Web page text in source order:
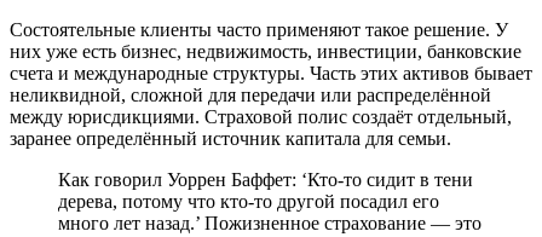
Состоятельные клиенты часто применяют такое решение. У
них уже есть бизнес, недвижимость, инвестиции, банковские
счета и международные структуры. Часть этих активов бывает
неликвидной, сложной для передачи или распределённой
между юрисдикциями. Страховой полис создаёт отдельный,
заранее определённый источник капитала для семьи.
Как говорил Уоррен Баффет: ‘Кто-то сидит в тени
дерева, потому что кто-то другой посадил его
много лет назад.’ Пожизненное страхование — это